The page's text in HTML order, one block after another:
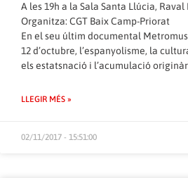
A les 19h a la Sala Santa Llúcia, Raval
Organitza: CGT Baix Camp-Priorat
En el seu últim documental
12 d’octubre, l’espanyolisme, la
els estatsnació i l’acumulació
LLEGIR MÉS »
02/11/2017 - 15:51:00